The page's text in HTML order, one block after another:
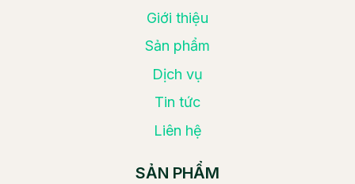
Giới thiệu
Sản phẩm
Dịch vụ
Tin tức
Liên hệ
SẢN PHẨM